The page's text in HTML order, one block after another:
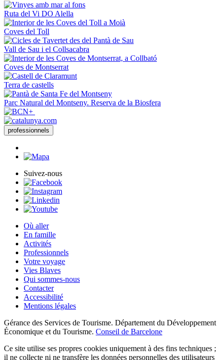
Ruta del Vi DO Alella
Coves del Toll
Vall de Sau i el Collsacabra
Coves de Montserrat
Terra de castells
Parc Natural del Montseny. Reserva de la Biosfera
professionnels
Suivez-nous
Où aller
En famille
Activités
Professionnels
Votre voyage
Vies Blaves
Qui sommes-nous
Contacter
Accessibilité
Mentions légales
Gérance des Services de Tourisme. Département du Développement
Économique et du Tourisme. Conseil de Barcelone
Ce site utilise ses propres cookies uniquement à des fins techniques ;
il ne collecte ni ne transfère les données personnelles des utilisateurs